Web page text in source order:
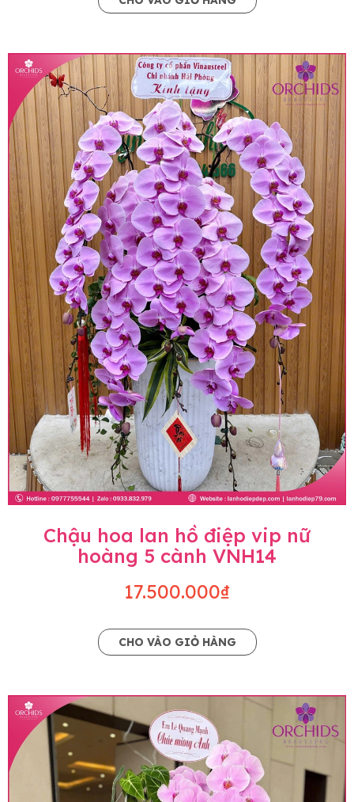
• Giá trên website chưa bao gồm thuế giá trị gia
• Giá trên được miễn ship giao trong nội thành,
miễn phí in thiệp - banner theo yêu cầu khách
hàng.
• Beautiful Orchids liên kết với các cửa hàng
trên toàn quốc để phục vụ giao hoa tận nơi, mỗi
khu vực sẽ có mức giá khác nhau (tùy vào chi
phí mặt bằng, nguyên vật liệu,..) nên giá có thể sẽ
thay đổi so với giá niêm yết trên website. Khách
hàng ở Tỉnh thành khác vui lòng chủ động hỏi lại
giá trước khi đặt hàng, shop sẽ chủ động báo giá
chính xác khi có địa chỉ giao hàng cụ thể.
Chậu hoa lan hồ điệp vip nữ
hoàng 5 cành VNH14
17.500.000₫
CHO VÀO GIỎ HÀNG